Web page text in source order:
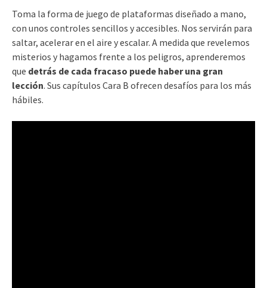
Toma la forma de juego de plataformas diseñado a mano,
con unos controles sencillos y accesibles. Nos servirán para
saltar, acelerar en el aire y escalar. A medida que revelemos
misterios y hagamos frente a los peligros, aprenderemos
que detrás de cada fracaso puede haber una gran
lección. Sus capítulos Cara B ofrecen desafíos para los más
hábiles.